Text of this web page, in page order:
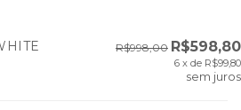
R$998,00 R$598,80
6 x de R$99,80
sem juros